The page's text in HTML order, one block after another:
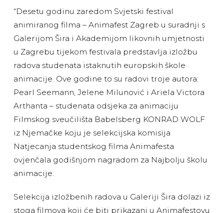
“Desetu godinu zaredom Svjetski festival
animiranog filma – Animafest Zagreb u suradnji s
Galerijom Šira i Akademijom likovnih umjetnosti
u Zagrebu tijekom festivala predstavlja izložbu
radova studenata istaknutih europskih škole
animacije. Ove godine to su radovi troje autora:
Pearl Seemann, Jelene Milunović i Ariela Victora
Arthanta – studenata odsjeka za animaciju
Filmskog sveučilišta Babelsberg KONRAD WOLF
iz Njemačke koju je selekcijska komisija
Natjecanja studentskog filma Animafesta
ovjenčala godišnjom nagradom za Najbolju školu
animacije.
Selekcija izložbenih radova u Galeriji Šira dolazi iz
stoga filmova koji će biti prikazani u Animafestovu